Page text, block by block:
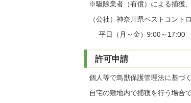
※駆除業者（有償）による捕獲
（公社）神奈川県ペストコン
平日（月～金）9:00～17:00
許可申請
個人等で鳥獣保護管理法に基づ
自宅の敷地内で捕獲を行う場合